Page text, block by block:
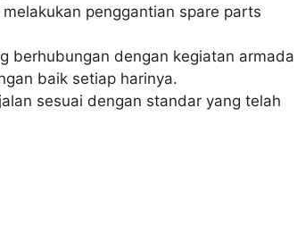
penggantian spare parts
berhubungan dengan kegiatan armada
baik setiap harinya.
sesuai dengan standar yang telah